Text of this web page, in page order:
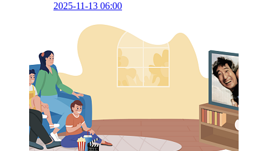
2025-11-13 06:00